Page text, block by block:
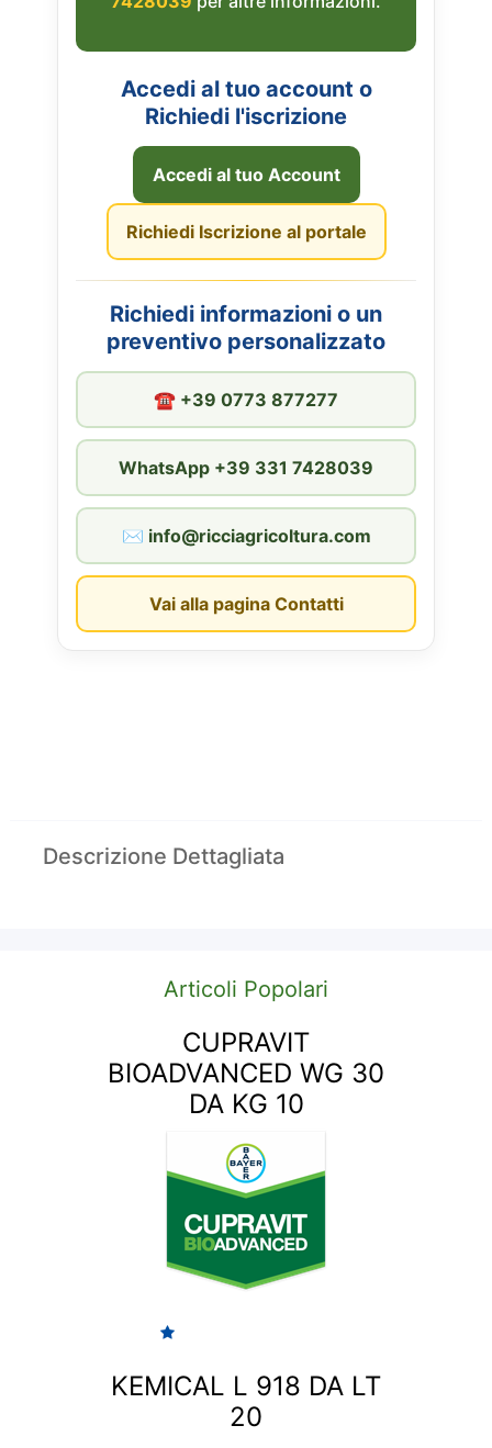
Accedi al tuo account o
Richiedi l'iscrizione
Accedi al tuo Account
Richiedi Iscrizione al portale
Richiedi informazioni o un
preventivo personalizzato
☎︎ +39 0773 877277
WhatsApp +39 331 7428039
✉︎ info@ricciagricoltura.com
Vai alla pagina Contatti
Descrizione Dettagliata
Articoli Popolari
CUPRAVIT
BIOADVANCED WG 30
DA KG 10
KEMICAL L 918 DA LT
20